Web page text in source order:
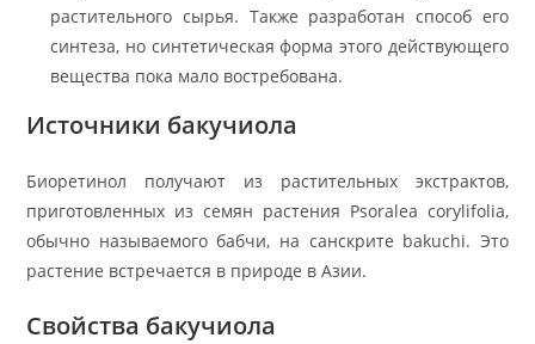
растительного сырья. Также разработан способ его
синтеза, но синтетическая форма этого действующего
вещества пока мало востребована.
Источники бакучиола
Биоретинол получают из растительных экстрактов,
приготовленных из семян растения Psoralea corylifolia,
обычно называемого бабчи, на санскрите bakuchi. Это
растение встречается в природе в Азии.
Свойства бакучиола